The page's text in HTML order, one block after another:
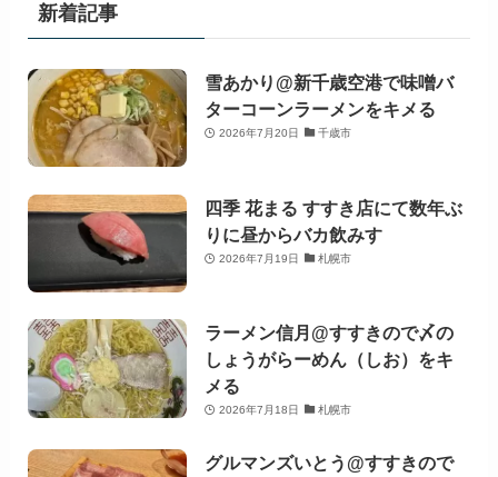
新着記事
雪あかり@新千歳空港で味噌バ
ターコーンラーメンをキメる
2026年7月20日 千歳市
四季 花まる すすき店にて数年ぶ
りに昼からバカ飲みす
2026年7月19日 札幌市
ラーメン信月@すすきので〆の
しょうがらーめん（しお）をキ
メる
2026年7月18日 札幌市
グルマンズいとう@すすきので